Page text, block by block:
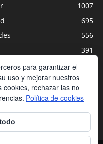
1007
695
556
391
para garantizar el
uso y mejorar nuestros
cookies, rechazar las no
Política de cookies